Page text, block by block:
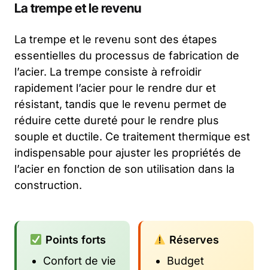
La trempe et le revenu
La trempe et le revenu sont des étapes
essentielles du processus de fabrication de
l’acier. La trempe consiste à refroidir
rapidement l’acier pour le rendre dur et
résistant, tandis que le revenu permet de
réduire cette dureté pour le rendre plus
souple et ductile. Ce traitement thermique est
indispensable pour ajuster les propriétés de
l’acier en fonction de son utilisation dans la
construction.
Points forts
Confort de vie
Réserves
Budget